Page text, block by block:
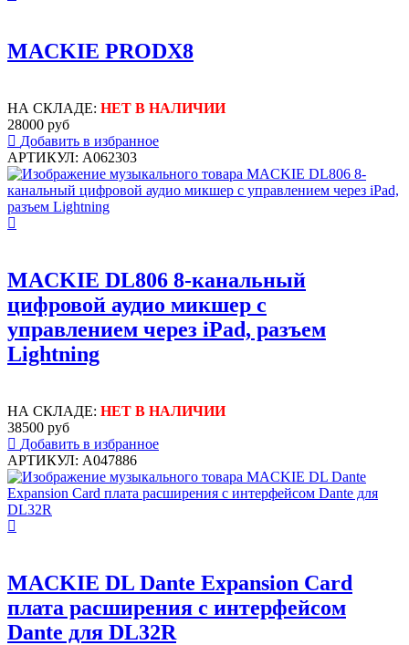
MACKIE PRODX8
НА СКЛАДЕ: НЕТ В НАЛИЧИИ
28000 руб
Добавить в избранное
АРТИКУЛ: A062303
MACKIE DL806 8-канальный
цифровой аудио микшер с
управлением через iPad, разъем
Lightning
НА СКЛАДЕ: НЕТ В НАЛИЧИИ
38500 руб
Добавить в избранное
АРТИКУЛ: A047886
MACKIE DL Dante Expansion Card
плата расширения с интерфейсом
Dante для DL32R